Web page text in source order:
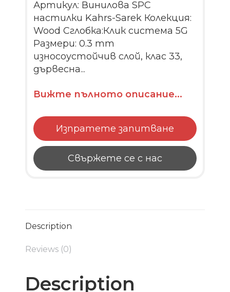
Артикул: Винилова SPC
настилки Kahrs-Sarek Колекция:
Wood Сглобка:Клик система 5G
Размери: 0.3 mm
износоустойчив слой, клас 33,
дървесна...
Вижте пълното описание...
Изпратете запитване
Свържете се с нас
Description
Reviews (0)
Description